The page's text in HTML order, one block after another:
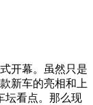
开幕。虽然只是
新车的亮相和上
坛看点。那么现